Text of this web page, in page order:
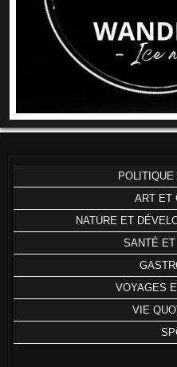
ART ET
NATURE ET
SANTÉ
VOYAGES
VIE